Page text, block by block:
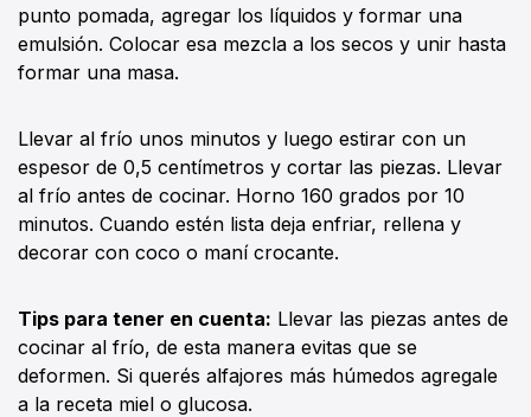
punto pomada, agregar los líquidos y formar una
emulsión. Colocar esa mezcla a los secos y unir hasta
formar una masa.
Llevar al frío unos minutos y luego estirar con un
espesor de 0,5 centímetros y cortar las piezas. Llevar
al frío antes de cocinar. Horno 160 grados por 10
minutos. Cuando estén lista deja enfriar, rellena y
decorar con coco o maní crocante.
Tips para tener en cuenta: Llevar las piezas antes de
cocinar al frío, de esta manera evitas que se
deformen. Si querés alfajores más húmedos agregale
a la receta miel o glucosa.